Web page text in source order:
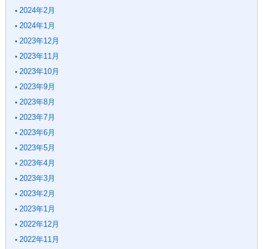
2024年2月
2024年1月
2023年12月
2023年11月
2023年10月
2023年9月
2023年8月
2023年7月
2023年6月
2023年5月
2023年4月
2023年3月
2023年2月
2023年1月
2022年12月
2022年11月